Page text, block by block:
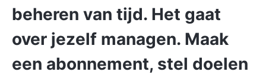
beheren van tijd. Het gaat
over jezelf managen. Maak
een abonnement, stel doelen